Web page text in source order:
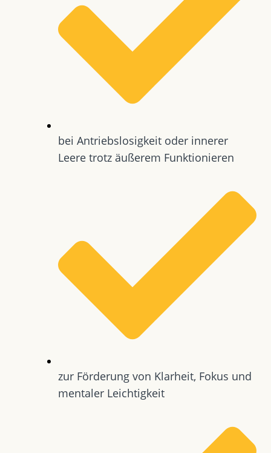
bei Antriebslosigkeit oder innerer
Leere trotz äußerem Funktionieren
zur Förderung von Klarheit, Fokus und
mentaler Leichtigkeit